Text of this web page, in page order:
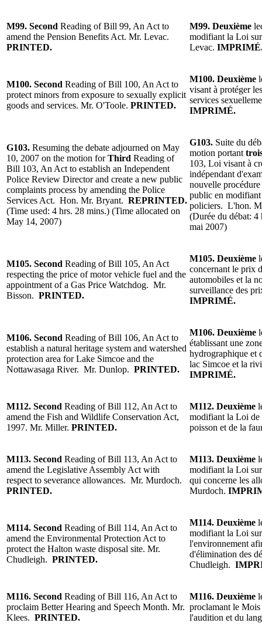
M99. Second Reading ofBill 99, An Act to
amend the Pension Benefits Act. Mr. Levac.
PRINTED.
M99. Deuxième
modifiant la Loi
Levac.
M100. Second Reading of Bill 100, An Act to
protect minors from exposure to sexually explicit
goods and services. Mr. O'Toole. PRINTED.
M100. Deuxième
visant à protéger
services
IMPRIMÉ.
G103. Resuming the debate adjourned on May
10, 2007 on the motion for Third Reading of
Bill 103, An Act to establish an Independent
Police Review Director and create a new public
complaints process by amending the Police
Services Act. Hon. Mr. Bryant. REPRINTED.
(Time used: 4 hrs. 28 mins.) (Time allocated on
May 14, 2007)
G103. Suite du
motion portant
103, Loi visant à
indépendant
nouvelle
public en
policiers. L'hon.
(Durée du débat:
mai 2007)
M105. Second Reading ofBill 105, An Act
respecting the price of motor vehicle fuel and the
appointment of a Gas Price Watchdog. Mr.
Bisson. PRINTED.
M105. Deuxième
concernant le prix
automobiles et la
surveillance des
IMPRIMÉ.
M106. Second Reading of Bill 106, An Act to
establish a natural heritage system and watershed
protection area for Lake Simcoe and the
Nottawasaga River. Mr. Dunlop. PRINTED.
M106. Deuxième
établissant une
hydrographique et
lac Simcoe et la
IMPRIMÉ.
M112. Second Reading of Bill 112, An Act to
amend the Fish and Wildlife Conservation Act,
1997. Mr. Miller. PRINTED.
M112. Deuxième
modifiant la Loi de
poisson et de la
M113. Second Reading of Bill 113, An Act to
amend the Legislative Assembly Act with
respect to severance allowances. Mr. Murdoch.
PRINTED.
M113. Deuxième
modifiant la Loi
qui concerne les
Murdoch.
M114. Second Reading of Bill 114, An Act to
amend the Environmental Protection Act to
protect the Halton waste disposal site. Mr.
Chudleigh. PRINTED.
M114. Deuxième
modifiant la Loi
l'environnement
d'élimination des
Chudleigh.
M116. Second Reading ofBill 116, An Act to
proclaim Better Hearing and Speech Month. Mr.
Klees. PRINTED.
M116. Deuxième
proclamant le
l'audition et du